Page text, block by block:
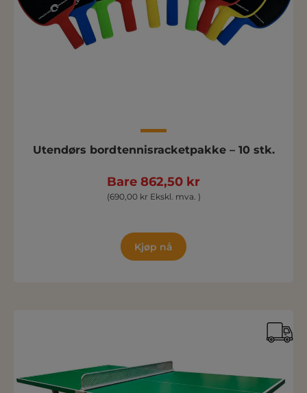
Utendørs bordtennisracketpakke – 10 stk.
Bare 862,50 kr
(690,00 kr Ekskl. mva. )
Kjøp nå